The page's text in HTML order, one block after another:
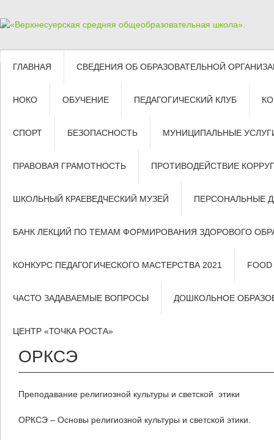
ГЛАВНАЯ СВЕДЕНИЯ ОБ ОБРАЗОВАТЕЛЬНОЙ
НОКО ОБУЧЕНИЕ ПЕДАГОГИЧЕСКИЙ КЛУБ
СПОРТ БЕЗОПАСНОСТЬ МУНИЦИПАЛЬНЫЕ
ПРАВОВАЯ ГРАМОТНОСТЬ ПРОТИВОДЕЙСТВИЕ
ШКОЛЬНЫЙ КРАЕВЕДЧЕСКИЙ МУЗЕЙ ПЕРСОНАЛЬНЫЕ
БАНК ЛЕКЦИЙ ПО ТЕМАМ ФОРМИРОВАНИЯ ЗДОРОВОГО
КОНКУРС ПЕДАГОГИЧЕСКОГО МАСТЕРСТВА 2021 FOOD
ЧАСТО ЗАДАВАЕМЫЕ ВОПРОСЫ ДОШКОЛЬНОЕ
ЦЕНТР «ТОЧКА РОСТА»
ОРКСЭ
Преподавание религиозной культуры и светской этики
ОРКСЭ – Основы религиозной культуры и светской этики.